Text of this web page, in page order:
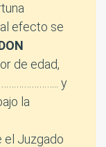
efecto se
de edad,
y
la
Juzgado